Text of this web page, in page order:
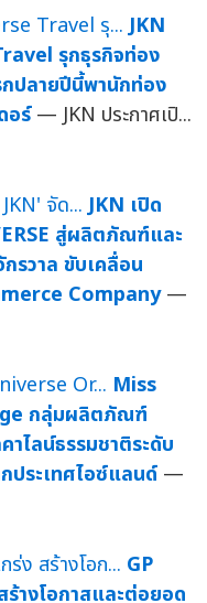
JKN
รุกธุรกิจท่อง
กปลายปีนี้พานักท่อง
อร์ — JKN ประกาศเปิ...
JKN เปิด
สู่ผลิตภัณฑ์และ
รวาล ขับเคลื่อน
Company —
Miss
กลุ่มผลิตภัณฑ์
ไลน์ธรรมชาติระดับ
ประเทศไอซ์แลนด์ —
GP
างโอกาสและต่อยอด